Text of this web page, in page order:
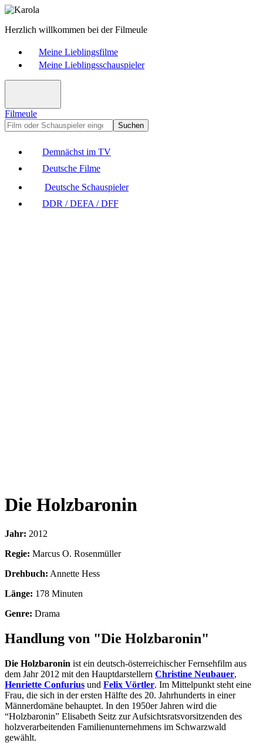
Herzlich willkommen bei der Filmeule
Meine Lieblingsfilme
Meine Lieblingsschauspieler
Filmeule
Suchen
Demnächst im TV
Deutsche Filme
Deutsche Schauspieler
DDR / DEFA / DFF
Die Holzbaronin
Jahr: 2012
Regie: Marcus O. Rosenmüller
Drehbuch: Annette Hess
Länge: 178 Minuten
Genre: Drama
Handlung von "Die Holzbaronin"
Die Holzbaronin ist ein deutsch-österreichischer Fernsehfilm aus
dem Jahr 2012 mit den Hauptdarstellern Christine Neubauer,
Henriette Confurius und Felix Vörtler. Im Mittelpunkt steht eine
Frau, die sich in der ersten Hälfte des 20. Jahrhunderts in einer
Männerdomäne behauptet. In den 1950er Jahren wird die
“Holzbaronin” Elisabeth Seitz zur Aufsichtsratsvorsitzenden des
holzverarbeitenden Familienunternehmens im Schwarzwald
gewählt.